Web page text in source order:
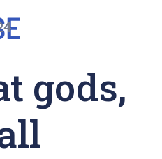
gods,